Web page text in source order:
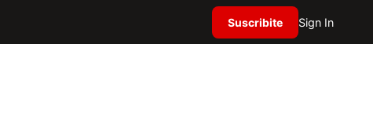
Suscribite Sign In